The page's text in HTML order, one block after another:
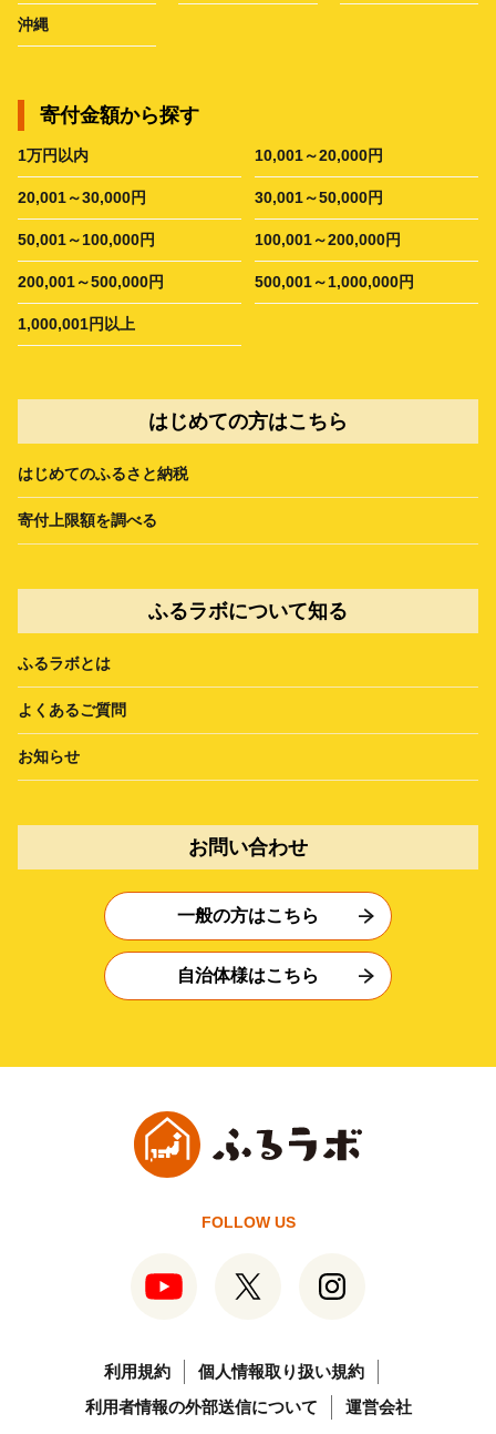
沖縄
寄付金額から探す
1万円以内 10,001～20,000円
20,001～30,000円 30,001～50,000円
50,001～100,000円 100,001～200,000円
200,001～500,000円 500,001～1,000,000円
1,000,001円以上
はじめての方はこちら
はじめてのふるさと納税
寄付上限額を調べる
ふるラボについて知る
ふるラボとは
よくあるご質問
お知らせ
お問い合わせ
一般の方はこちら
自治体様はこちら
FOLLOW US
利用規約
個人情報取り扱い規約
利用者情報の外部送信について
運営会社